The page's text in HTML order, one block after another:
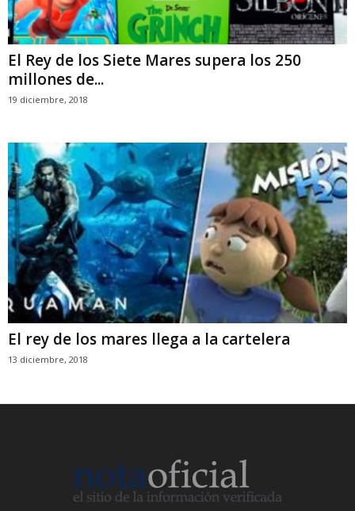
El Rey de los Siete Mares supera los 250
millones de...
19 diciembre, 2018
El rey de los mares llega a la cartelera
13 diciembre, 2018